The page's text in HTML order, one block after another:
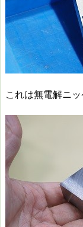
これは無電解ニ